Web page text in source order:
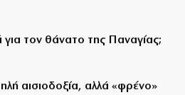
για τον θάνατο της Παναγίας;
αισιοδοξία, αλλά «φρένο»